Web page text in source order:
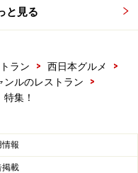
しまえば、それで終わ
これほどまでの情熱と
感服です。
繊細な味、そのどれも
ですが、一度はこの
たいと思います。き
と見る
ラン > 西日本グルメ
>
ンルのレストラン
>
集！
情報
掲載